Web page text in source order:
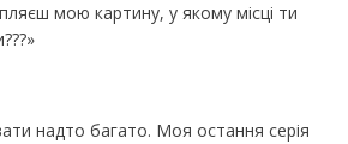
мою картину, у якому місці ти
надто багато. Моя остання серія